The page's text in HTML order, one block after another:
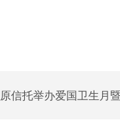
爱国卫生月暨爱护心脏健